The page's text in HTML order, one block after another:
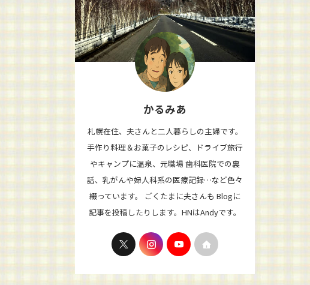
かるみあ
札幌在住、夫さんと二人暮らしの主婦です。
手作り料理＆お菓子のレシピ、ドライブ旅行
やキャンプに温泉、元職場 歯科医院での裏
話、乳がんや婦人科系の医療記録…など色々
綴っています。 ごくたまに夫さんも Blogに
記事を投稿したりします。HNはAndyです。